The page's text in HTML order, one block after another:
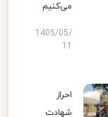
می‌کنیم
1405/05/
احراز
شهادت